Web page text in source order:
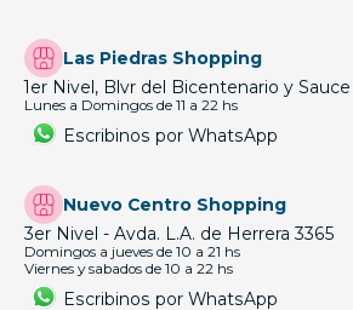
Las Piedras Shopping
1er Nivel, Blvr del Bicentenario y Sauce
Lunes a Domingos de 11 a 22 hs
Escribinos por WhatsApp
Nuevo Centro Shopping
3er Nivel - Avda. L.A. de Herrera 3365
Domingos a jueves de 10 a 21 hs
Viernes y sabados de 10 a 22 hs
Escribinos por WhatsApp